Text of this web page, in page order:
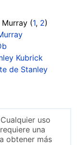
(1, 2)
Kubrick
de Stanley
Cualquier uso
una
obtener más